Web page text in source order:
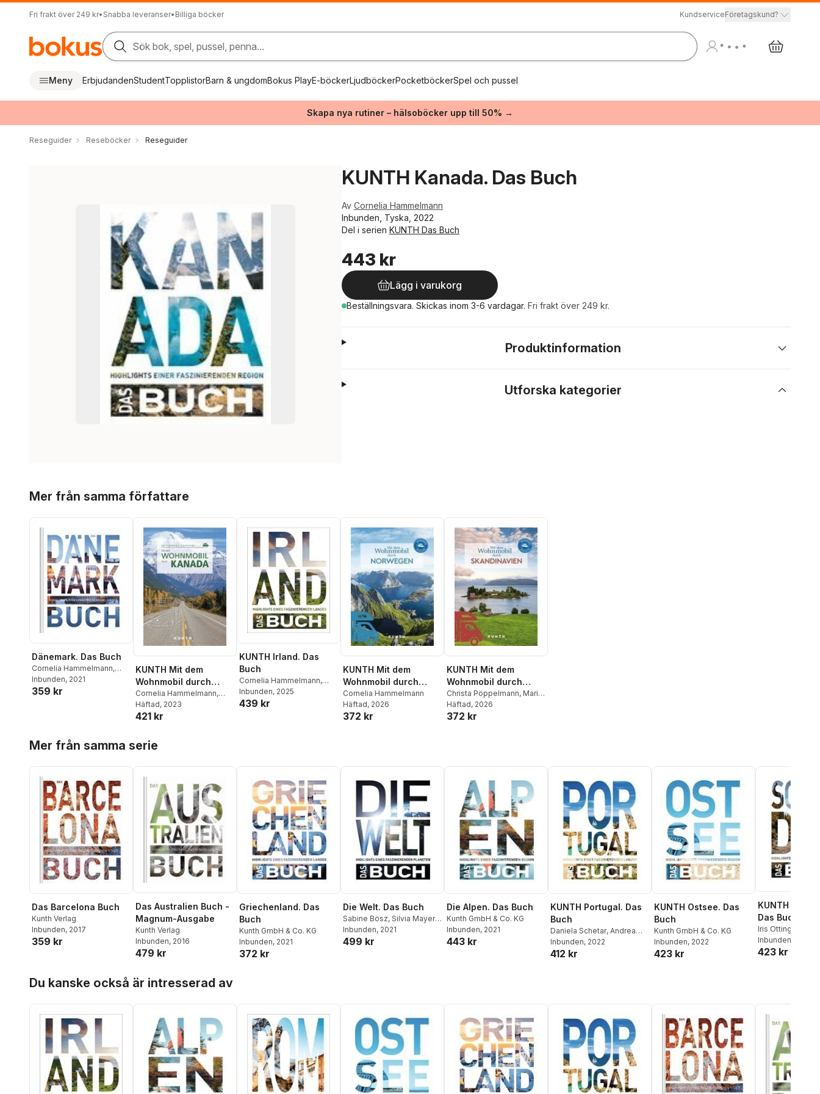
Fri frakt över 249 kr• Snabba leveranser• Billiga böcker KundserviceFöretagskund?
Sök bok, spel, pussel, penna...
Meny ErbjudandenStudentTopplistorBarn & ungdomBokus PlayE-böckerLjudböckerPocketböckerSpel och pussel
Skapa nya rutiner – hälsoböcker upp till 50% →
Reseguider Reseböcker Reseguider
KUNTH Kanada. Das Buch
Av Cornelia Hammelmann
Inbunden, Tyska, 2022
Del i serien KUNTH Das Buch
443 kr
Lägg i varukorg
Beställningsvara. Skickas inom 3-6 vardagar. Fri frakt över 249 kr.
Produktinformation
Utforska kategorier
Mer från samma författare
Dänemark. Das Buch
Cornelia Hammelmann,
Kunth Verlag
Inbunden, 2021
359 kr
KUNTH Mit dem
Wohnmobil durch
Kanada
Cornelia Hammelmann,
Andrea Lammert
Ottinger
Häftad, 2023
421 kr
KUNTH Irland. Das
Buch
Cornelia Hammelmann,
Anke Benstem,
Fischer,Stefan Jordan
Inbunden, 2025
439 kr
KUNTH Mit dem
Wohnmobil durch
Norwegen
Cornelia Hammelmann
Häftad, 2026
372 kr
KUNTH Mit dem
Wohnmobil durch
Skandinavien
Christa Pöppelmann, Maria
Kornkamp,Cornelia
Hammelmann
Häftad, 2026
372 kr
Mer från samma serie
Das Barcelona Buch
Kunth Verlag
Inbunden, 2017
359 kr
Das Australien Buch -
Magnum-Ausgabe
Kunth Verlag
Inbunden, 2016
479 kr
Griechenland. Das
Buch
Kunth GmbH & Co. KG
Inbunden, 2021
372 kr
Die Welt. Das Buch
Sabine Bösz, Silvia Mayer,
Petra Dubilski
Inbunden, 2021
499 kr
Die Alpen. Das Buch
Kunth GmbH & Co. KG
Inbunden, 2021
443 kr
KUNTH Portugal. Das
Buch
Daniela Schetar, Andrea
Lammert
Inbunden, 2022
412 kr
KUNTH Ostsee. Das
Buch
Kunth GmbH & Co. KG
Inbunden, 2022
423 kr
KUNTH
Das Buch
Iris Ottinger
Inbunden
423 kr
Du kanske också är intresserad av